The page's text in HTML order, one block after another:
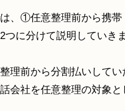
、①任意整理前から携
2つに分けて説明していきま
理前から分割払いしてい
会社を任意整理の対象